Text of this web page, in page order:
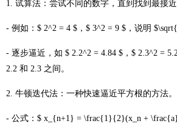
1. 试算法：尝试不同的数字，直到找到最接近
- 例如：$ 2^2 = 4 $，$ 3^2 = 9 $，说明
- 逐步逼近，如 $ 2.2^2 = 4.84 $，$ 2.3^2 =
2.2 和 2.3 之间。
2. 牛顿迭代法：一种快速逼近平方根的方法。
- 公式：$ x_{n+1} = \frac{1}{2}(x_n +